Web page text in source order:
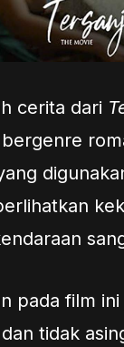
cerita dari
pada film
tidak